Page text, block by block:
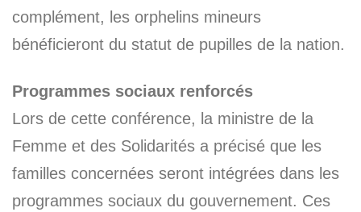
complément, les orphelins mineurs
bénéficieront du statut de pupilles de la nation.
Programmes sociaux renforcés
Lors de cette conférence, la ministre de la
Femme et des Solidarités a précisé que les
familles concernées seront intégrées dans les
programmes sociaux du gouvernement. Ces